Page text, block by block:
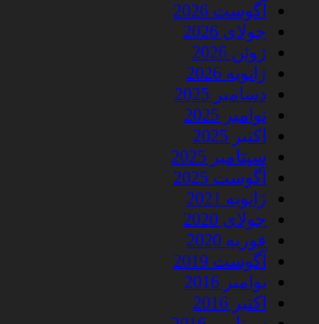
آگوست 2026
جولای 2026
ژوئن 2026
ژانویه 2026
دسامبر 2025
نوامبر 2025
اکتبر 2025
سپتامبر 2025
آگوست 2025
ژانویه 2021
جولای 2020
فوریه 2020
آگوست 2019
نوامبر 2016
اکتبر 2016